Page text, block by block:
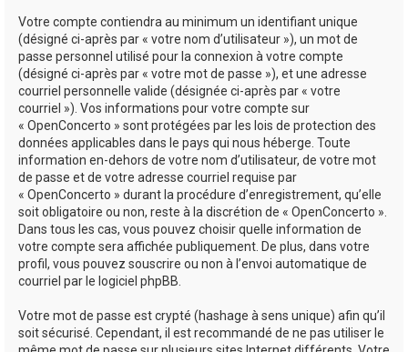
Votre compte contiendra au minimum un identifiant unique
(désigné ci-après par « votre nom d’utilisateur »), un mot de
passe personnel utilisé pour la connexion à votre compte
(désigné ci-après par « votre mot de passe »), et une adresse
courriel personnelle valide (désignée ci-après par « votre
courriel »). Vos informations pour votre compte sur
« OpenConcerto » sont protégées par les lois de protection des
données applicables dans le pays qui nous héberge. Toute
information en-dehors de votre nom d’utilisateur, de votre mot
de passe et de votre adresse courriel requise par
« OpenConcerto » durant la procédure d’enregistrement, qu’elle
soit obligatoire ou non, reste à la discrétion de « OpenConcerto ».
Dans tous les cas, vous pouvez choisir quelle information de
votre compte sera affichée publiquement. De plus, dans votre
profil, vous pouvez souscrire ou non à l’envoi automatique de
courriel par le logiciel phpBB.
Votre mot de passe est crypté (hashage à sens unique) afin qu’il
soit sécurisé. Cependant, il est recommandé de ne pas utiliser le